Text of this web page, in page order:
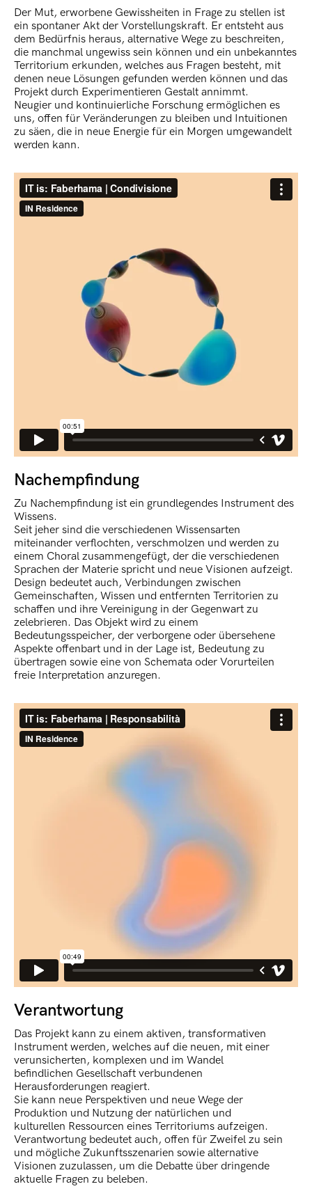
Der Mut, erworbene Gewissheiten in Frage zu stellen ist
ein spontaner Akt der Vorstellungskraft. Er entsteht aus
dem Bedürfnis heraus, alternative Wege zu beschreiten,
die manchmal ungewiss sein können und ein unbekanntes
Territorium erkunden, welches aus Fragen besteht, mit
denen neue Lösungen gefunden werden können und das
Projekt durch Experimentieren Gestalt annimmt.
Neugier und kontinuierliche Forschung ermöglichen es
uns, offen für Veränderungen zu bleiben und Intuitionen
zu säen, die in neue Energie für ein Morgen umgewandelt
werden kann.
Nachempfindung
Zu Nachempfindung ist ein grundlegendes Instrument des
Wissens.
Seit jeher sind die verschiedenen Wissensarten
miteinander verflochten, verschmolzen und werden zu
einem Choral zusammengefügt, der die verschiedenen
Sprachen der Materie spricht und neue Visionen aufzeigt.
Design bedeutet auch, Verbindungen zwischen
Gemeinschaften, Wissen und entfernten Territorien zu
schaffen und ihre Vereinigung in der Gegenwart zu
zelebrieren. Das Objekt wird zu einem
Bedeutungsspeicher, der verborgene oder übersehene
Aspekte offenbart und in der Lage ist, Bedeutung zu
übertragen sowie eine von Schemata oder Vorurteilen
freie Interpretation anzuregen.
Verantwortung
Das Projekt kann zu einem aktiven, transformativen
Instrument werden, welches auf die neuen, mit einer
verunsicherten, komplexen und im Wandel
befindlichen Gesellschaft verbundenen
Herausforderungen reagiert.
Sie kann neue Perspektiven und neue Wege der
Produktion und Nutzung der natürlichen und
kulturellen Ressourcen eines Territoriums aufzeigen.
Verantwortung bedeutet auch, offen für Zweifel zu sein
und mögliche Zukunftsszenarien sowie alternative
Visionen zuzulassen, um die Debatte über dringende
aktuelle Fragen zu beleben.